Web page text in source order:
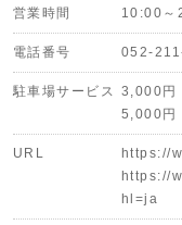
営業時間 10:00～
電話番号 052-
駐車場サービス
3,000円
5,000円
URL
https://
https://
hl=ja